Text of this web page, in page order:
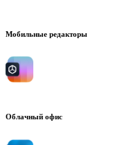
Мобильные редакторы
Облачный офис